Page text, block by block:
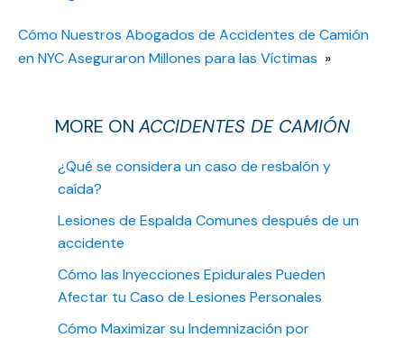
Cómo Nuestros Abogados de Accidentes de Camión
en NYC Aseguraron Millones para las Víctimas »
MORE ON ACCIDENTES DE CAMIÓN
¿Qué se considera un caso de resbalón y
caída?
Lesiones de Espalda Comunes después de un
accidente
Cómo las Inyecciones Epidurales Pueden
Afectar tu Caso de Lesiones Personales
Cómo Maximizar su Indemnización por